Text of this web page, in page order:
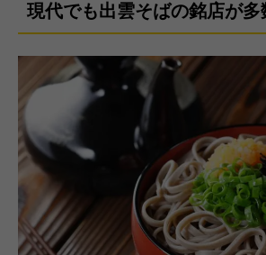
現代でも出雲そばの銘店が多